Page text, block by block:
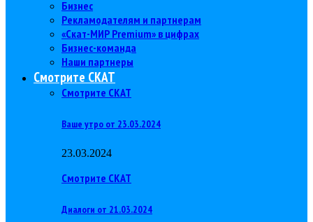
Бизнес
Рекламодателям и партнерам
«Скат-МИР Premium» в цифрах
Бизнес-команда
Наши партнеры
Смотрите СКАТ
Смотрите СКАТ
Ваше утро от 23.03.2024
23.03.2024
Смотрите СКАТ
Диалоги от 21.03.2024